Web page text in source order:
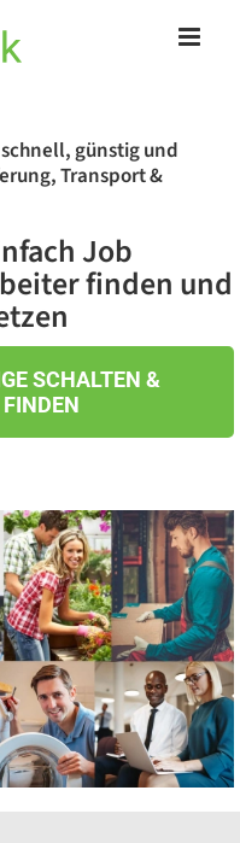
günstig und
Transport &
Job
finden und
SCHALTEN &